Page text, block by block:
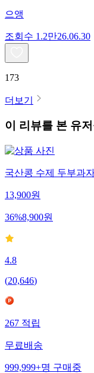
으앵
조회수 1.2만26.06.30
173
더보기
이 리뷰를 본 유
국산콩 수제 두부과
13,900원
36%8,900원
4.8
(20,646)
267 적립
무료배송
999,999+명 구매중